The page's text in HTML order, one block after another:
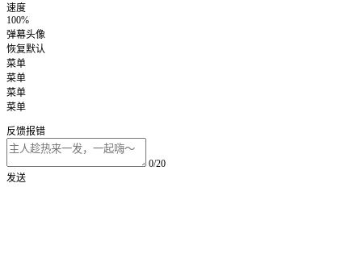
速度
100%
弹幕头像
恢复默认
菜单
菜单
菜单
菜单
反馈报错
0/20
发送